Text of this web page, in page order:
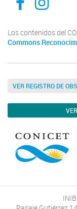
Los contenidos del
Commons
VER REGISTRO DE